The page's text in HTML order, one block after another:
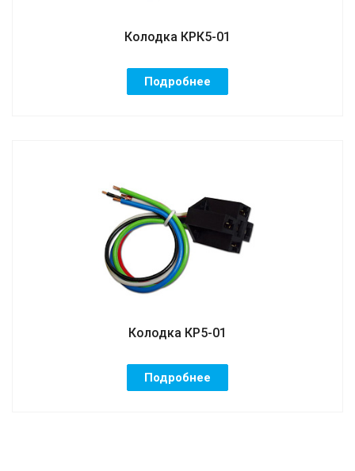
Колодка КРК5-01
Подробнее
Колодка КР5-01
Подробнее